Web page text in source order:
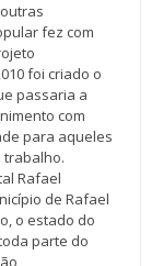
fez com
foi criado o
passaria a
com
para aqueles
trabalho.
Rafael
de Rafael
o estado do
parte do